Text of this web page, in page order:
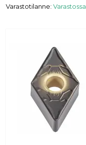
Varastotilanne: Varastossa